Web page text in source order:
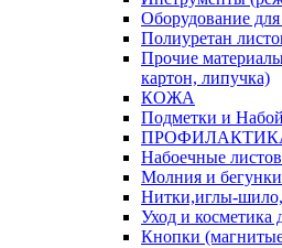
Оборудование
Полиуретан
Прочие
картон, липучка)
КОЖА
Подметки и
Набоечные
Молния и
Нитки,иглы-
Уход и косметика
Кнопки